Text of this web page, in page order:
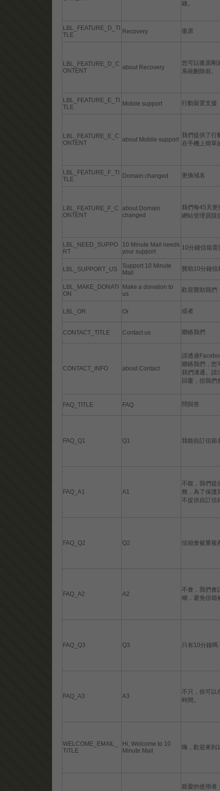
鐘。
LBL_FEATURE_D_TI
TLE
Recovery 復原
LBL_FEATURE_D_C
ONTENT
about Recovery
您可以復原剛
系統刪除前。
LBL_FEATURE_E_TI
TLE
Mobile support 行動裝置支援
LBL_FEATURE_E_C
ONTENT
about Mobile support
我們提供了行
在手機上簡單
LBL_FEATURE_F_TI
TLE
Domain changed 更換域名
LBL_FEATURE_F_C
ONTENT
about Domain
changed
我們每45天更
網站管理員阻
LBL_NEED_SUPPO
RT
10 Minute Mail needs
your support
10分鐘信箱需
LBL_SUPPORT_US
Support 10 Minute
Mail
贊助10分鐘信
LBL_MAKE_DONATI
ON
Make a donation to
us
歡迎贊助我們
LBL_OR Or 或者
CONTACT_TITLE Contact us 聯絡我們
CONTACT_INFO about Contact
請透過
聯絡我們，您
我們溝通。請
回覆，但我們
FAQ_TITLE FAQ 問與答
FAQ_Q1 Q1 我能自訂信箱
FAQ_A1 A1
不能，我們提
務，為了保護
不提供自訂信
FAQ_Q2 Q2 信箱會被重複
FAQ_A2 A2
不會，我們會
稱，避免信箱
FAQ_Q3 Q3 只有10分鐘嗎
FAQ_A3 A3
不只，你可以
時間。
WELCOME_EMAIL_
TITLE
Hi, Welcome to 10
Minute Mail
嗨，歡迎來到
親愛的使用者